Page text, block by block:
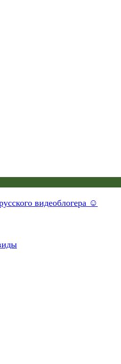
видеоблогера ☺